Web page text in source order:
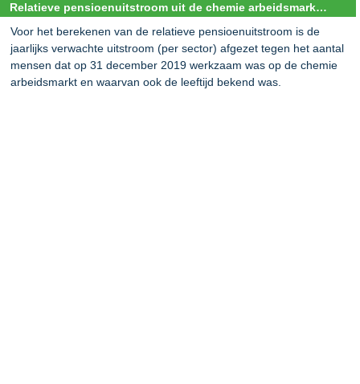
Relatieve pensioenuitstroom uit de chemie arbeidsmarkt voor de periode 2020-2050
Voor het berekenen van de relatieve pensioenuitstroom is de
jaarlijks verwachte uitstroom (per sector) afgezet tegen het aantal
mensen dat op 31 december 2019 werkzaam was op de chemie
arbeidsmarkt en waarvan ook de leeftijd bekend was.